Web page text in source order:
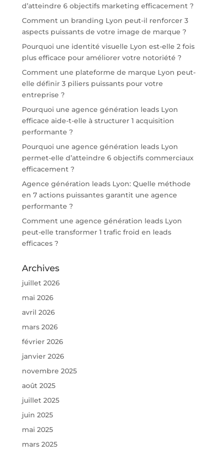
d’atteindre 6 objectifs marketing efficacement ?
Comment un branding Lyon peut-il renforcer 3
aspects puissants de votre image de marque ?
Pourquoi une identité visuelle Lyon est-elle 2 fois
plus efficace pour améliorer votre notoriété ?
Comment une plateforme de marque Lyon peut-
elle définir 3 piliers puissants pour votre
entreprise ?
Pourquoi une agence génération leads Lyon
efficace aide-t-elle à structurer 1 acquisition
performante ?
Pourquoi une agence génération leads Lyon
permet-elle d’atteindre 6 objectifs commerciaux
efficacement ?
Agence génération leads Lyon: Quelle méthode
en 7 actions puissantes garantit une agence
performante ?
Comment une agence génération leads Lyon
peut-elle transformer 1 trafic froid en leads
efficaces ?
Archives
juillet 2026
mai 2026
avril 2026
mars 2026
février 2026
janvier 2026
novembre 2025
août 2025
juillet 2025
juin 2025
mai 2025
mars 2025